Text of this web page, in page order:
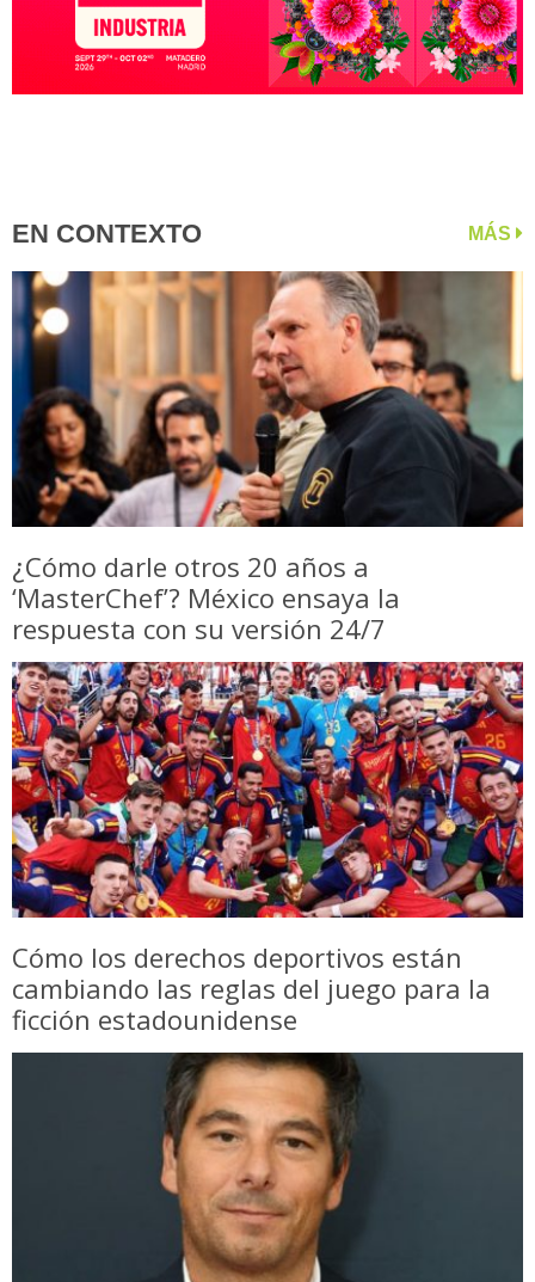
EN CONTEXTO MÁS
¿Cómo darle otros 20 años a
‘MasterChef’? México ensaya la
respuesta con su versión 24/7
Cómo los derechos deportivos están
cambiando las reglas del juego para la
ficción estadounidense